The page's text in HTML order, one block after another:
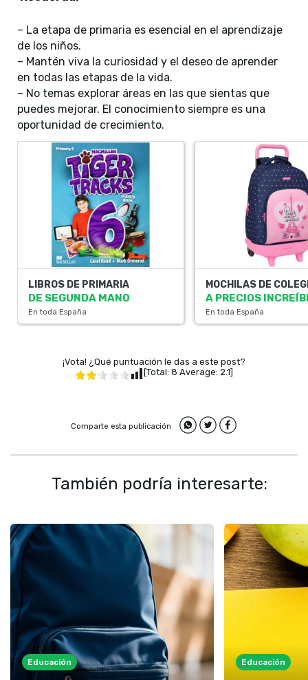
– La etapa de primaria es esencial en el aprendizaje
de los niños.
– Mantén viva la curiosidad y el deseo de aprender
en todas las etapas de la vida.
– No temas explorar áreas en las que sientas que
puedes mejorar. El conocimiento siempre es una
oportunidad de crecimiento.
LIBROS DE PRIMARIA
DE SEGUNDA MANO
En toda España
MOCHILAS DE
A PRECIOS
En toda España
¡Vota! ¿Qué puntuación le das a este post?
[Total: 8 Average: 2.1]
Comparte esta publicación
También podría interesarte:
Educación Educación